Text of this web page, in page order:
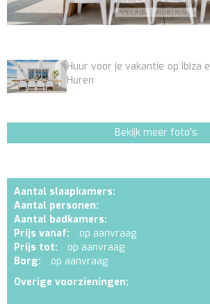
Huur voor je vakantie op Ibiza
Huren
Bekijk meer foto's
Aantal slaapkamers:
Aantal personen:
Aantal badkamers:
Prijs vanaf:
op aanvraag
Prijs tot:
op aanvraag
Borg:
op aanvraag
Overige voorzieningen: